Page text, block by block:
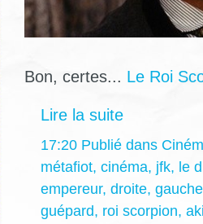
Bon, certes... Le Roi
Lire la suite
17:20 Publié dans
métafiot, cinéma, jfk, le
empereur, droite, gauche
guépard, roi scorpion,